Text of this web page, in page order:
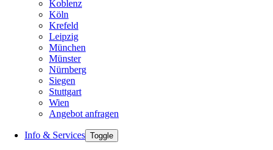
Koblenz
Köln
Krefeld
Leipzig
München
Münster
Nürnberg
Siegen
Stuttgart
Wien
Angebot anfragen
Info & Services Toggle